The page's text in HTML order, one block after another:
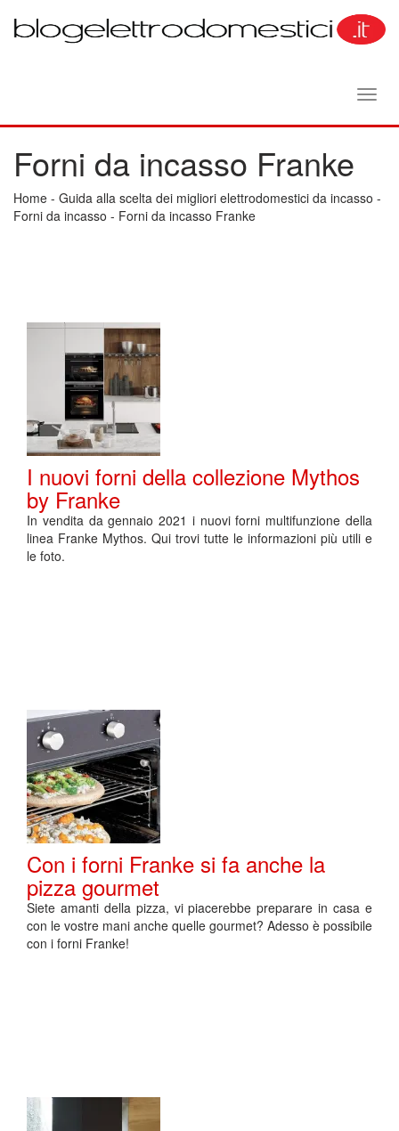
Forni da incasso Franke
Home - Guida alla scelta dei migliori elettrodomestici da incasso -
Forni da incasso - Forni da incasso Franke
I nuovi forni della collezione Mythos
by Franke
In vendita da gennaio 2021 i nuovi forni multifunzione della
linea Franke Mythos. Qui trovi tutte le informazioni più utili e
le foto.
Con i forni Franke si fa anche la
pizza gourmet
Siete amanti della pizza, vi piacerebbe preparare in casa e
con le vostre mani anche quelle gourmet? Adesso è possibile
con i forni Franke!